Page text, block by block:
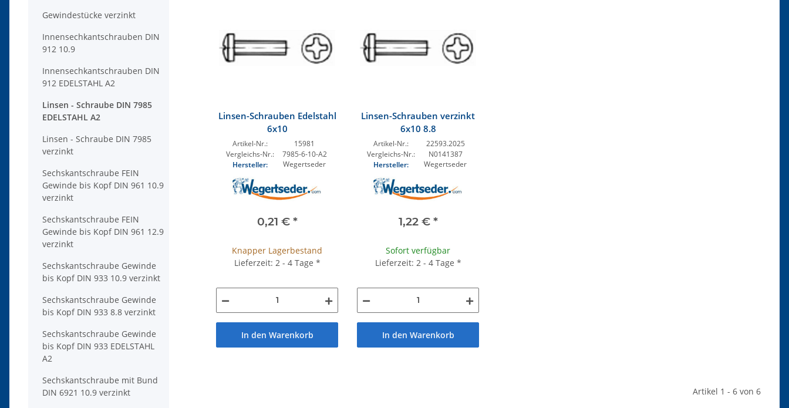
Linsen-Schrauben Edelstahl
6x10
Artikel-Nr.:
15981
Vergleichs-Nr.:
7985-6-10-A2
Hersteller:
Wegertseder
0,21 € *
Knapper Lagerbestand
Lieferzeit: 2 - 4 Tage *
In den Warenkorb
Linsen-Schrauben verzinkt
6x10 8.8
Artikel-Nr.:
22593.2025
Vergleichs-Nr.:
N0141387
Hersteller:
Wegertseder
1,22 € *
Sofort verfügbar
Lieferzeit: 2 - 4 Tage *
In den Warenkorb
Artikel 1 - 6 von 6
Gewindestücke verzinkt
Innensechkantschrauben DIN
912 10.9
Innensechkantschrauben DIN
912 EDELSTAHL A2
Linsen - Schraube DIN 7985
EDELSTAHL A2
Linsen - Schraube DIN 7985
verzinkt
Sechskantschraube FEIN
Gewinde bis Kopf DIN 961 10.9
verzinkt
Sechskantschraube FEIN
Gewinde bis Kopf DIN 961 12.9
verzinkt
Sechskantschraube Gewinde
bis Kopf DIN 933 10.9 verzinkt
Sechskantschraube Gewinde
bis Kopf DIN 933 8.8 verzinkt
Sechskantschraube Gewinde
bis Kopf DIN 933 EDELSTAHL
A2
Sechskantschraube mit Bund
DIN 6921 10.9 verzinkt